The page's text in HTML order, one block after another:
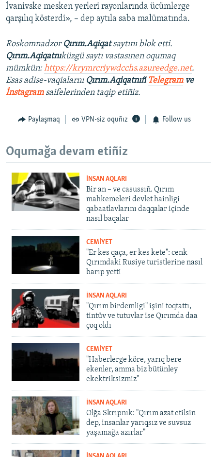
İvanivske mesken yerleri rayonlarında ücümlerge
qarşılıq kösterdi», – dep aytıla saba malümatında.
Roskomnadzor Qırım.Aqiqatsaytını blok etti.
Qırım.Aqiqatnıküzgü saytı vastasınen oqumaq
mümkün:https://krymrcriywdcchs.azureedge.net.
Esas adise-vaqialarnı Qırım.Aqiqatnıñ Telegramve
İnstagram saifelerinden taqip etiñiz.
Paylaşmaq VPN-siz oquñız Follow us
Oqumağa devam etiñiz
İNSAN AQLARI
Bir an – ve casussıñ. Qırım
mahkemeleri devlet hainligi
qabaatlavlarını daqqalar içinde
nasıl baqalar
CEMİYET
"Er kes qaça, er kes kete": cenk
Qırımdaki Rusiye turistlerine nasıl
barıp yetti
İNSAN AQLARI
"Qırım birdemligi" işini toqtattı,
tintüv ve tutuvlar ise Qırımda daa
çoq oldı
CEMİYET
"Haberlerge köre, yarıq bere
ekenler, amma biz bütünley
ekektriksizmiz"
İNSAN AQLARI
Olğa Skrıpnık: "Qırım azat etilsin
dep, insanlar yarıqsız ve suvsuz
yaşamağa azırlar"